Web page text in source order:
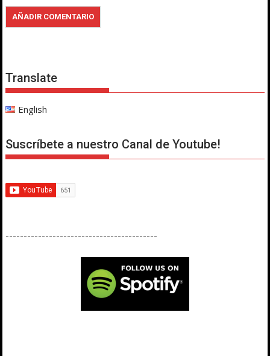
Translate
English
Suscríbete a nuestro Canal de Youtube!
------------------------------------------